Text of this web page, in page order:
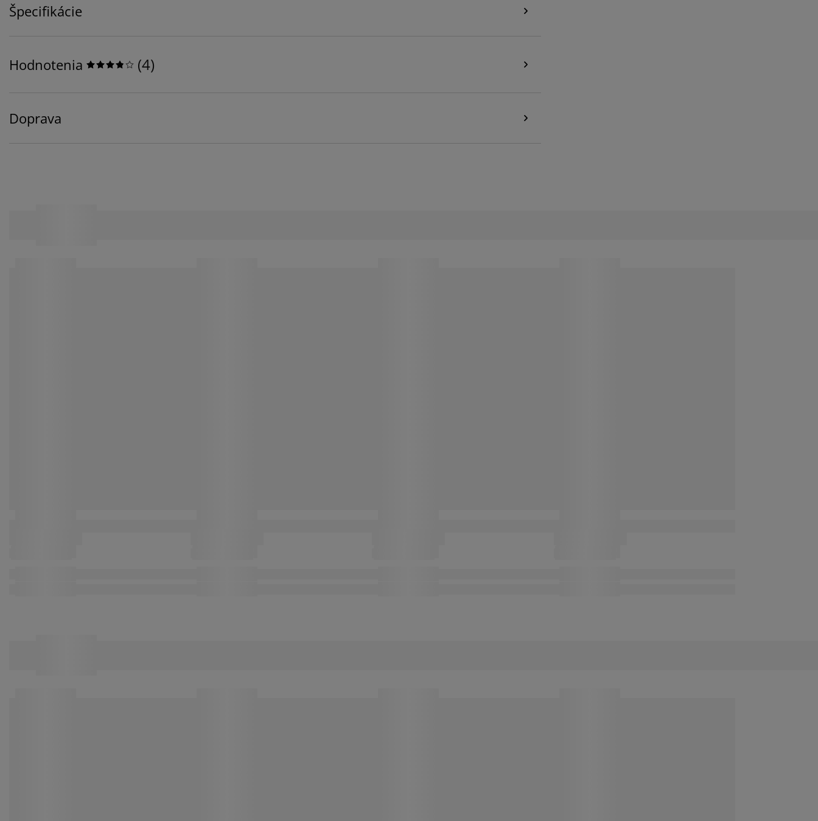
Špecifikácie
Hodnotenia (4)
Doprava